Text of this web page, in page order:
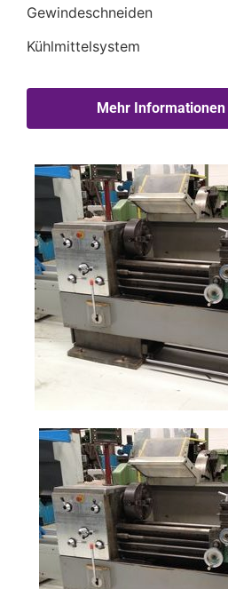
Gewindeschneiden
Kühlmittelsystem
Mehr